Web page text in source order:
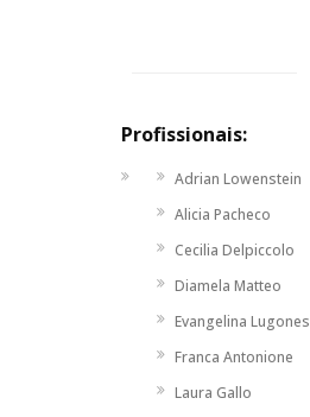
Profissionais:
Adrian Lowenstein
Alicia Pacheco
Cecilia Delpiccolo
Diamela Matteo
Evangelina Lugones
Franca Antonione
Laura Gallo